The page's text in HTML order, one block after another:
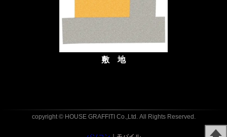
敷 地
copyright © HOUSE GRAFFITI Co.,Ltd. All Rights Reserved.